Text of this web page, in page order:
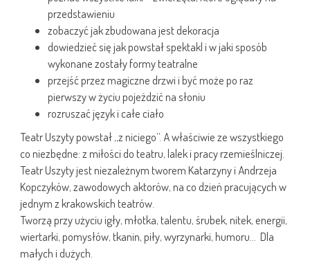
przedstawieniu
zobaczyć jak zbudowana jest dekoracja
dowiedzieć się jak powstał spektakl i w jaki sposób
wykonane zostały formy teatralne
przejść przez magiczne drzwi i być może po raz
pierwszy w życiu pojeździć na słoniu
rozruszać język i całe ciało
Teatr Uszyty powstał „z niciego”. A właściwie ze wszystkiego
co niezbędne: z miłości do teatru, lalek i pracy rzemieślniczej.
Teatr Uszyty jest niezależnym tworem Katarzyny i Andrzeja
Kopczyków, zawodowych aktorów, na co dzień pracujących w
jednym z krakowskich teatrów.
Tworzą przy użyciu igły, młotka, talentu, śrubek, nitek, energii,
wiertarki, pomysłów, tkanin, piły, wyrzynarki, humoru… Dla
małych i dużych.